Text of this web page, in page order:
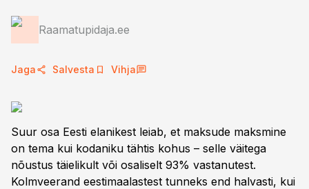
Raamatupidaja.ee
Jaga Salvesta Vihja
Suur osa Eesti elanikest leiab, et maksude maksmine
on tema kui kodaniku tähtis kohus – selle väitega
nõustus täielikult või osaliselt 93% vastanutest.
Kolmveerand eestimaalastest tunneks end halvasti, kui